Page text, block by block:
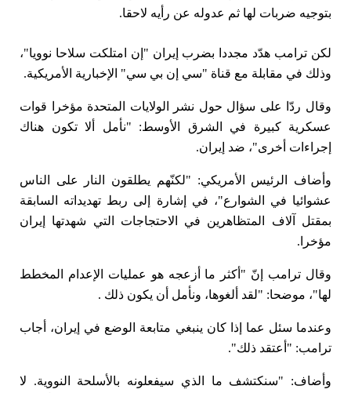
بتوجيه ضربات لها ثم عدوله عن رأيه لاحقا.
لكن ترامب هدّد مجددا بضرب إيران "إن امتلكت سلاحا نوويا"،
وذلك في مقابلة مع قناة "سي إن بي سي" الإخبارية الأمريكية.
وقال ردّا على سؤال حول نشر الولايات المتحدة مؤخرا قوات
عسكرية كبيرة في الشرق الأوسط: "نأمل ألا تكون هناك
إجراءات أخرى"، ضد إيران.
وأضاف الرئيس الأمريكي: "لكنّهم يطلقون النار على الناس
عشوائيا في الشوارع"، في إشارة إلى ربط تهديداته السابقة
بمقتل آلاف المتظاهرين في الاحتجاجات التي شهدتها إيران
مؤخرا.
وقال ترامب إنّ "أكثر ما أزعجه هو عمليات الإعدام المخطط
لها"، موضحا: "لقد ألغوها، ونأمل أن يكون ذلك .
وعندما سئل عما إذا كان ينبغي متابعة الوضع في إيران، أجاب
ترامب: "أعتقد ذلك".
وأضاف: "سنكتشف ما الذي سيفعلونه بالأسلحة النووية. لا